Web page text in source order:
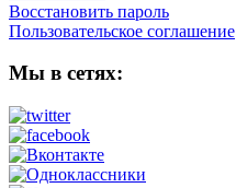
Восстановить пароль
Пользовательское соглашение
Мы в сетях: